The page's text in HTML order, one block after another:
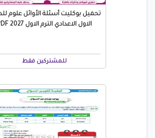
تحميل بوكليت أسئلة الأوائل علوم
الاول الاعدادي الترم الاول 2027 PDF
للمشتركين فقط